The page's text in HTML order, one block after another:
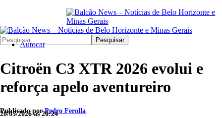
Pesquisar
Autocar
Citroën C3 XTR 2026 evolui e
reforça apelo aventureiro
Publicado porPedro Ferolla
20/05/2026 às 20:24